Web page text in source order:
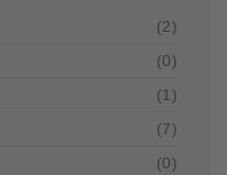
(2)
(0)
(1)
(7)
(0)